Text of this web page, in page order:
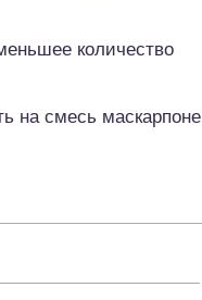
количество
на смесь маскарпоне